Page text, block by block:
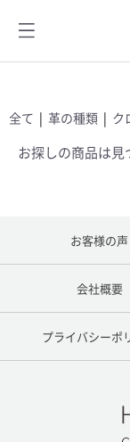
全て | 革の種類 | ク
お探しの商品は
お客様の声
会社概要
プライバシーポ